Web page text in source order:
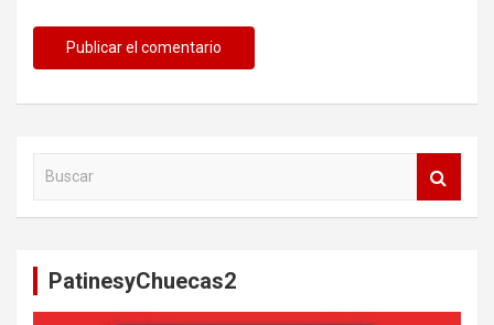
PatinesyChuecas2